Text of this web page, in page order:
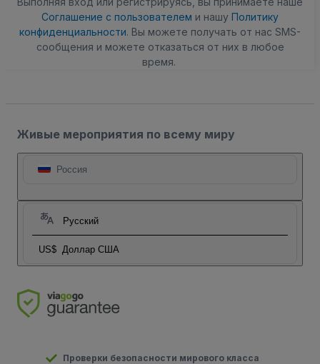
Соглашение с пользователем и нашу Политику
конфиденциальности. Вы можете получать от нас SMS-
сообщения и можете отказаться от них в любое
время.
Живые мероприятия по всему миру
Россия
Русский
US$ Доллар США
Проверки безопасности мирового класса